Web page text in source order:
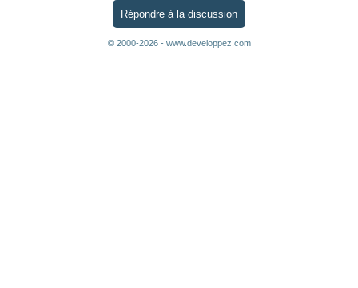
Répondre à la discussion
© 2000-2026 - www.developpez.com